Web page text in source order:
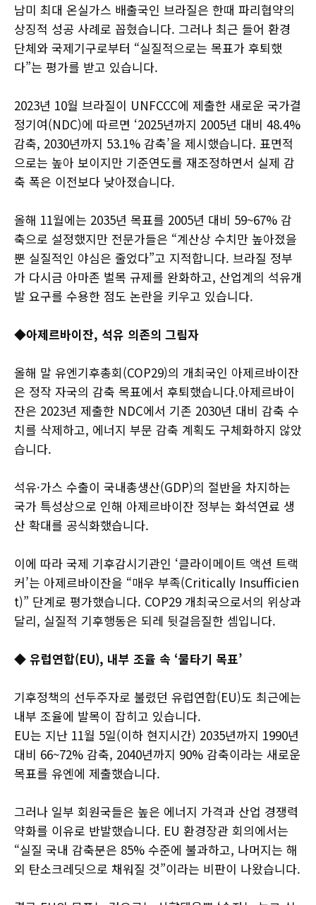
남미 최대 온실가스 배출국인 브라질은 한때 파리협약의
상징적 성공 사례로 꼽혔습니다. 그러나 최근 들어 환경
단체와 국제기구로부터 “실질적으로는 목표가 후퇴했
다”는 평가를 받고 있습니다.
2023년 10월 브라질이 UNFCCC에 제출한 새로운 국가결
정기여(NDC)에 따르면 ‘2025년까지 2005년 대비 48.4%
감축, 2030년까지 53.1% 감축’을 제시했습니다. 표면적
으로는 높아 보이지만 기준연도를 재조정하면서 실제 감
축 폭은 이전보다 낮아졌습니다.
올해 11월에는 2035년 목표를 2005년 대비 59~67% 감
축으로 설정했지만 전문가들은 “계산상 수치만 높아졌을
뿐 실질적인 야심은 줄었다”고 지적합니다. 브라질 정부
가 다시금 아마존 벌목 규제를 완화하고, 산업계의 석유개
발 요구를 수용한 점도 논란을 키우고 있습니다.
◆아제르바이잔, 석유 의존의 그림자
올해 말 유엔기후총회(COP29)의 개최국인 아제르바이잔
은 정작 자국의 감축 목표에서 후퇴했습니다.아제르바이
잔은 2023년 제출한 NDC에서 기존 2030년 대비 감축 수
치를 삭제하고, 에너지 부문 감축 계획도 구체화하지 않았
습니다.
석유·가스 수출이 국내총생산(GDP)의 절반을 차지하는
국가 특성상으로 인해 아제르바이잔 정부는 화석연료 생
산 확대를 공식화했습니다.
이에 따라 국제 기후감시기관인 ‘클라이메이트 액션 트랙
커’는 아제르바이잔을 “매우 부족(Critically Insufficien
t)” 단계로 평가했습니다. COP29 개최국으로서의 위상과
달리, 실질적 기후행동은 되레 뒷걸음질한 셈입니다.
◆ 유럽연합(EU), 내부 조율 속 ‘물타기 목표’
기후정책의 선두주자로 불렸던 유럽연합(EU)도 최근에는
내부 조율에 발목이 잡히고 있습니다.
EU는 지난 11월 5일(이하 현지시간) 2035년까지 1990년
대비 66~72% 감축, 2040년까지 90% 감축이라는 새로운
목표를 유엔에 제출했습니다.
그러나 일부 회원국들은 높은 에너지 가격과 산업 경쟁력
약화를 이유로 반발했습니다. EU 환경장관 회의에서는
“실질 국내 감축분은 85% 수준에 불과하고, 나머지는 해
외 탄소크레딧으로 채워질 것”이라는 비판이 나왔습니다.